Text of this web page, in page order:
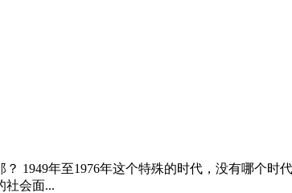
1949年至1976年这个特殊的时代，没有哪个时
社会面...